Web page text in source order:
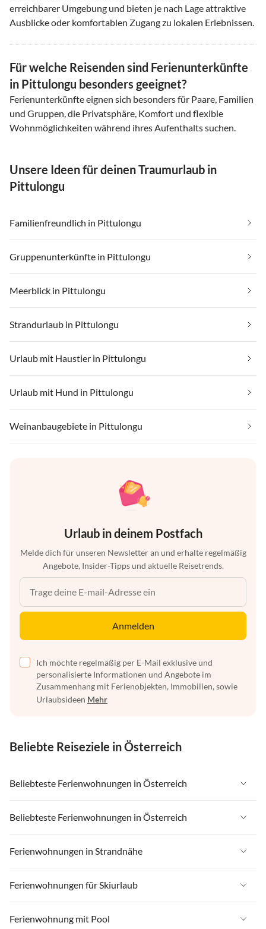
erreichbarer Umgebung und bieten je nach Lage attraktive
Ausblicke oder komfortablen Zugang zu lokalen Erlebnissen.
Für welche Reisenden sind Ferienunterkünfte
in Pittulongu besonders geeignet?
Ferienunterkünfte eignen sich besonders für Paare, Familien
und Gruppen, die Privatsphäre, Komfort und flexible
Wohnmöglichkeiten während ihres Aufenthalts suchen.
Unsere Ideen für deinen Traumurlaub in
Pittulongu
Familienfreundlich in Pittulongu
Gruppenunterkünfte in Pittulongu
Meerblick in Pittulongu
Strandurlaub in Pittulongu
Urlaub mit Haustier in Pittulongu
Urlaub mit Hund in Pittulongu
Weinanbaugebiete in Pittulongu
Urlaub in deinem Postfach
Melde dich für unseren Newsletter an und erhalte regelmäßig
Angebote, Insider-Tipps und aktuelle Reisetrends.
Anmelden
Ich möchte regelmäßig per E-Mail exklusive und
personalisierte Informationen und Angebote im
Zusammenhang mit Ferienobjekten, Immobilien, sowie
Urlaubsideen Mehr
Beliebte Reiseziele in Österreich
Beliebteste Ferienwohnungen in Österreich
Ferienwohnungen in Österreich
Ferienwohnungen in Tirol
Ferienwohnungen in Salzburger Land
Ferienwohnungen in Zell am See - Pinzgau
Ferienwohnungen in Zillertal
Beliebteste Ferienwohnungen in Österreich
Ferienwohnungen in Österreich
Ferienwohnungen in Tirol
Ferienwohnungen in Salzburger Land
Ferienwohnungen in Strandnähe
Ferienwohnungen in Strandnähe in Österreich
Ferienwohnungen in Strandnähe in Kärnten
Ferienwohnungen in Strandnähe in Salzkammergut
Ferienwohnungen für Skiurlaub
Ferienwohnungen für Skiurlaub in Österreich
Ferienwohnung mit Pool